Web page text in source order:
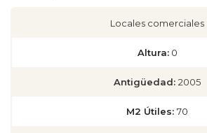
Locales comerciales
Altura: 0
Antigüedad: 2005
M2 Útiles: 70